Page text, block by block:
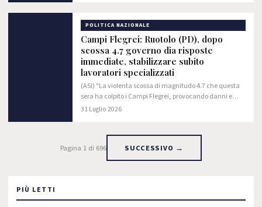
POLITICA NAZIONALE
Campi Flegrei: Ruotolo (PD), dopo
scossa 4.7 governo dia risposte
immediate, stabilizzare subito
lavoratori specializzati
(ASI) "La violenta scossa di magnitudo 4.7 che questa
sera ha colpito i Campi Flegrei, provocando danni e
facendo tornare la paura tra migliaia di cittadini, ci
31 Luglio 2026
Pagina 1 di 696 SUCCESSIVO →
PIÙ LETTI